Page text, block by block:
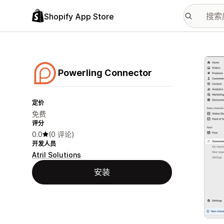
Shopify App Store
Powerling Connector
定价
免费
评分
0.0 (0 评论)
开发人员
Atril Solutions
安装
配图